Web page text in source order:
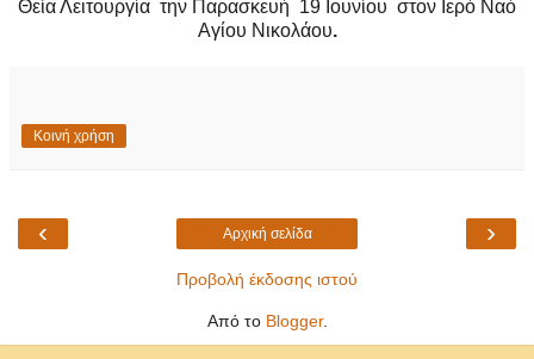
Θεία Λειτουργία την Παρασκευή 19 Ιουνίου στον Ιερό Ναό
Αγίου Νικολάου.
Κοινή χρήση
‹ ›
Αρχική σελίδα
Προβολή έκδοσης ιστού
Από το Blogger.